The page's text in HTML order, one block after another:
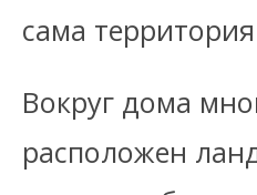
сама
Вокруг дома
расположен